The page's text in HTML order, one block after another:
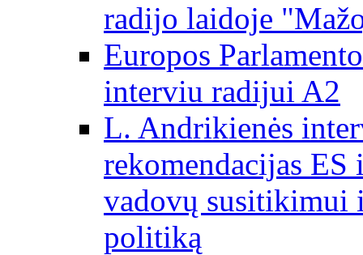
radijo laidoje
Europos
interviu radijui A2
L. Andrikienės
rekomendacijas
vadovų susitikimui
politiką